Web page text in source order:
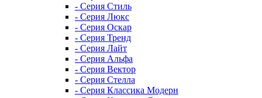
- Серия Стиль
- Серия Люкс
- Серия Оскар
- Серия Тренд
- Серия Лайт
- Серия Альфа
- Серия Вектор
- Серия Стелла
- Серия Классика Модерн